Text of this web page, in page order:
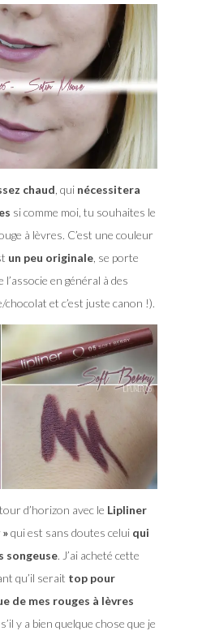
chaud , qui nécessitera
si comme moi, tu souhaites le
à lèvres. C’est une couleur
un peu originale, se porte
en général à des
chocolat et c’est juste canon !).
d’horizon avec le Lipliner
qui est sans doutes celui qui
songeuse. J’ai acheté cette
qu’il serait top pour
de mes rouges à lèvres
y a bien quelque chose que je